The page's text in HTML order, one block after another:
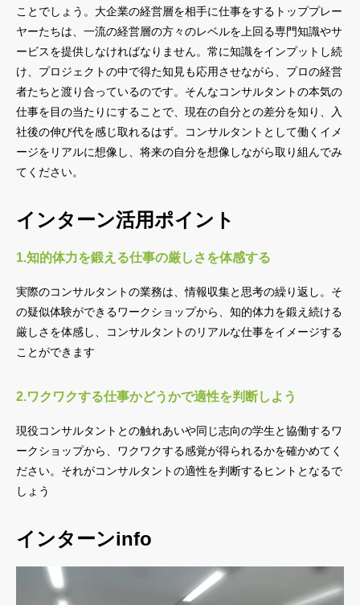
ことでしょう。大企業の経営層を相手に仕事をするトッププレー
ヤーたちは、一流の経営層の方々のレベルを上回る専門知識やサ
ービスを提供しなければなりません。常に知識をインプットし続
け、プロジェクトの中で得た知見も応用させながら、プロの経営
者たちと渡り合っているのです。そんなコンサルタントの本気の
仕事を目の当たりにすることで、現在の自分との差分を知り、入
社後の伸び代を感じ取れるはず。コンサルタントとして働くイメ
ージをリアルに想像し、将来の自分を想像しながら取り組んでみ
てください。
インターン活用ポイント
1.知的体力を鍛える仕事の厳しさを体感する
実際のコンサルタントの業務は、情報収集と思考の繰り返し。そ
の疑似体験ができるワークショップから、知的体力を鍛え続ける
厳しさを体感し、コンサルタントのリアルな仕事をイメージする
ことができます
2.ワクワクする仕事かどうかで適性を判断しよう
現役コンサルタントとの触れあいや同じ志向の学生と協働するワ
ークショップから、ワクワクする感覚が得られるかを確かめてく
ださい。それがコンサルタントの適性を判断するヒントとなるで
しょう
インターンinfo